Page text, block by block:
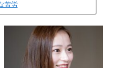
苦労